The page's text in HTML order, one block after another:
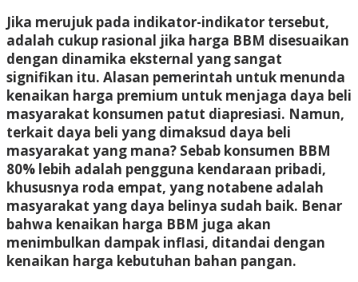
Jika merujuk pada indikator-indikator tersebut,
adalah cukup rasional jika harga BBM disesuaikan
dengan dinamika eksternal yang sangat
signifikan itu. Alasan pemerintah untuk menunda
kenaikan harga premium untuk menjaga daya beli
masyarakat konsumen patut diapresiasi. Namun,
terkait daya beli yang dimaksud daya beli
masyarakat yang mana? Sebab konsumen BBM
80% lebih adalah pengguna kendaraan pribadi,
khususnya roda empat, yang notabene adalah
masyarakat yang daya belinya sudah baik. Benar
bahwa kenaikan harga BBM juga akan
menimbulkan dampak inflasi, ditandai dengan
kenaikan harga kebutuhan bahan pangan.